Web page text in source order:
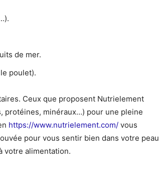
de mer.
poulet).
Ceux que proposent Nutrielement
protéines, minéraux…) pour une pleine
https://www.nutrielement.com/ vous
pour vous sentir bien dans votre peau
votre alimentation.